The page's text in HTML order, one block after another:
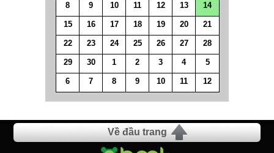
8 9 10 11 12 13 14
15 16 17 18 19 20 21
22 23 24 25 26 27 28
29 30 1 2 3 4 5
6 7 8 9 10 11 12
Về đầu trang